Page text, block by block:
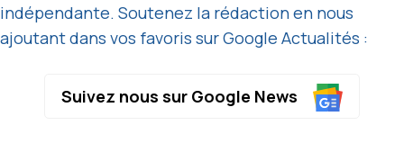
indépendante. Soutenez la rédaction en nous
ajoutant dans vos favoris sur Google Actualités :
Suivez nous sur Google News